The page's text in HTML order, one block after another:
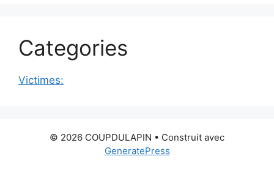
Categories
Victimes:
© 2026 COUPDULAPIN • Construit avec
GeneratePress